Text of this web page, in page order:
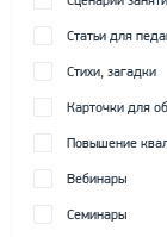
Статьи для
Стихи, загадки
Карточки для
Повышение
Вебинары
Семинары